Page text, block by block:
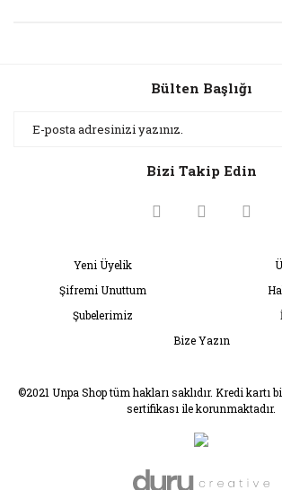
Görüş ve önerileriniz için teşekkür ederiz.
Ürün resmi kalitesiz, bozuk veya
Ürün bilgilerinde hatalar bulunuyor.
Gönder
Bülten Başlığı
Bizi Takip Edin
Yeni Üyelik
Şifremi Unuttum
Şubelerimiz
Bize Yazın
©2021 Unpa Shop tüm hakları saklıdır. Kredi kartı
sertifikası ile korunmaktadır.